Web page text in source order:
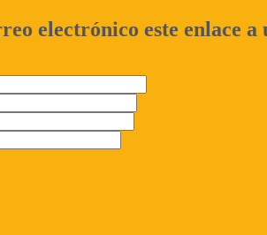
electrónico este enlace a